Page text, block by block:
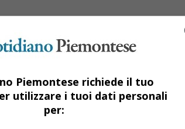
Piemontese richiede il tuo
utilizzare i tuoi dati personali
per: